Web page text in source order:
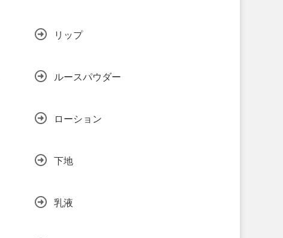
リップ
ルースパウダー
ローション
下地
乳液